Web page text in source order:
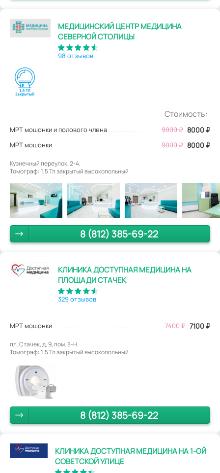
МЕДИЦИНСКИЙ ЦЕНТР МЕДИЦИНА
СЕВЕРНОЙ СТОЛИЦЫ
98 отзывов
Стоимость:
МРТ мошонки и полового члена 9000₽ 8000 ₽
МРТ мошонки 9000 ₽ 8000 ₽
Кузнечный переулок, 2-4.
Томограф: 1,5 Тл закрытый высокопольный
8 (812) 385-69-22
КЛИНИКА ДОСТУПНАЯ МЕДИЦИНА НА
ПЛОЩАДИ СТАЧЕК
329 отзывов
МРТ мошонки 7400₽ 7100 ₽
пл. Стачек, д. 9, пом. 8-Н.
Томограф: 1.5 Тл закрытый высокопольный
8 (812) 385-69-22
КЛИНИКА ДОСТУПНАЯ МЕДИЦИНА НА 1-ОЙ
СОВЕТСКОЙ УЛИЦЕ